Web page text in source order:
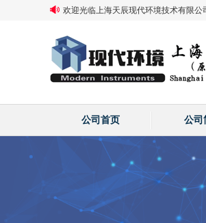
欢迎光临上海天辰现代环境技术有限公
公司首页 公司